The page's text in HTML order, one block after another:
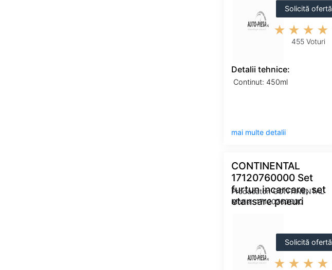
Solicită ofertă
455 Voturi
Detalii tehnice:
Continut: 450ml
mai multe detalii
CONTINENTAL
17120760000 Set
furtun incarcare, set
etansare pneuri
Producator: CONTINENTAL
Model: 17120760000
Solicită ofertă